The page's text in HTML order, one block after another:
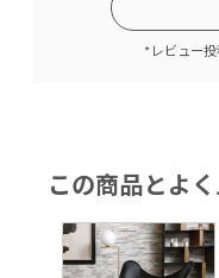
*レビュー
この商品とよ